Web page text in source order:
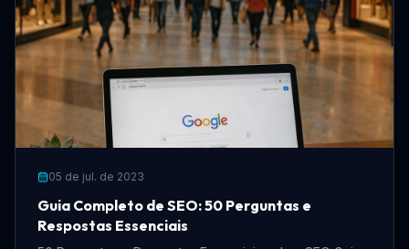
05 de jul. de 2023
Guia Completo de SEO: 50 Perguntas e
Respostas Essenciais